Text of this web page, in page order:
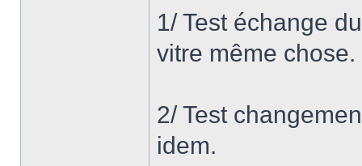
1/ Test échange
vitre même chose.
2/ Test
idem.